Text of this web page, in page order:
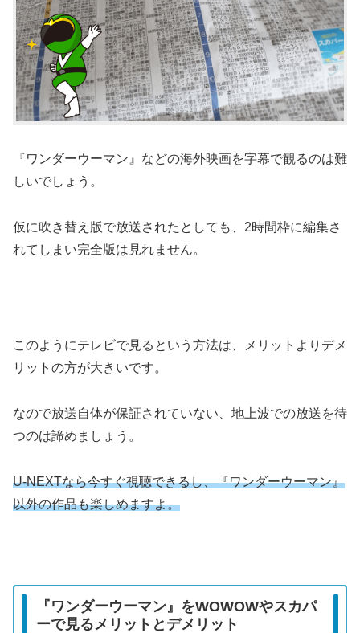
『ワンダーウーマン』などの海外映画を字幕で観るのは難
しいでしょう。
仮に吹き替え版で放送されたとしても、2時間枠に編集さ
れてしまい完全版は見れません。
このようにテレビで見るという方法は、メリットよりデメ
リットの方が大きいです。
なので放送自体が保証されていない、地上波での放送を待
つのは諦めましょう。
U-NEXTなら今すぐ視聴できるし、『ワンダーウーマン』
以外の作品も楽しめますよ。
『ワンダーウーマン』をWOWOWやスカパ
ーで見るメリットとデメリット